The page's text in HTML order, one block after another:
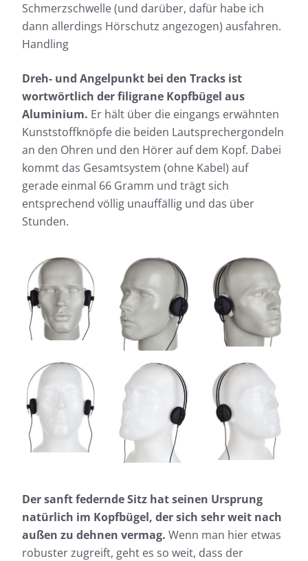
Schmerzschwelle (und darüber, dafür habe ich
dann allerdings Hörschutz angezogen) ausfahren.
Handling
Dreh- und Angelpunkt bei den Tracks ist
wortwörtlich der filigrane Kopfbügel aus
Aluminium. Er hält über die eingangs erwähnten
Kunststoffknöpfe die beiden Lautsprechergondeln
an den Ohren und den Hörer auf dem Kopf. Dabei
kommt das Gesamtsystem (ohne Kabel) auf
gerade einmal 66 Gramm und trägt sich
entsprechend völlig unauffällig und das über
Stunden.
Der sanft federnde Sitz hat seinen Ursprung
natürlich im Kopfbügel, der sich sehr weit nach
außen zu dehnen vermag. Wenn man hier etwas
robuster zugreift, geht es so weit, dass der